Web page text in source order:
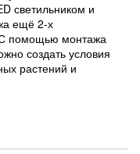
светильником и
ещё 2-х
С помощью монтажа
создать условия
растений и